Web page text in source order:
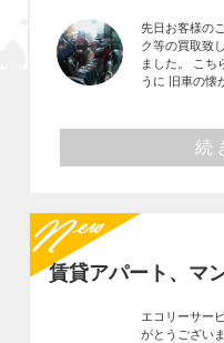
先日お客様の
ク等の買取致
ました。 こち
うに 旧車の懐
続
賃貸アパート、マ
エコリーサー
がとうござい